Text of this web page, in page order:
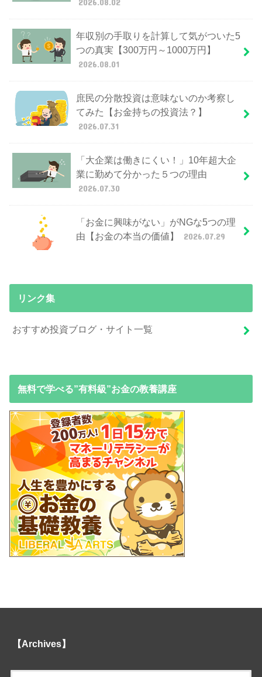
年収別の手取りを計算して気がついた5
つの真実【300万円～1000万円】
2026.08.01
庶民の分散投資は意味ないのか考察し
てみた【お金持ちの投資法？】
2026.07.31
「大企業は働きにくい！」10年超大企
業に勤めて分かった５つの理由
2026.07.30
「お金に興味がない」がNGな5つの理
由【お金の本当の価値】
2026.07.29
リンク集
おすすめ投資ブログ・サイト一覧
無料で学べる”有料級”お金の教養講座
【Archives】